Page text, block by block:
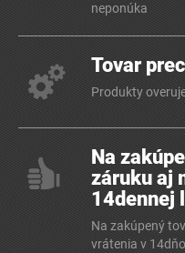
neponúka
Tovar
Produkty
Na
záruku aj
14dennej
Na zakúpený
vrátenia v